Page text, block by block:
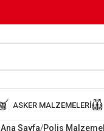
ASKER MALZEMELERI
Ana Sayfa Polis